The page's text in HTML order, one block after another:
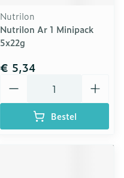
Nutrilon
Nutrilon Ar 1 Minipack
5x22g
€ 5,34
Bestel